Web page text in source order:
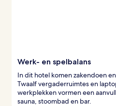
Werk- en spelbalans
In dit hotel komen zakendoen
Twaalf vergaderruimtes en
werkplekken vormen een
sauna, stoombad en bar.